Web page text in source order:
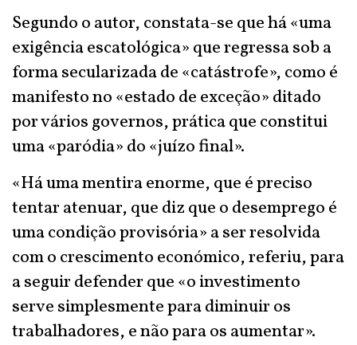
Segundo o autor, constata-se que há «uma
exigência escatológica» que regressa sob a
forma secularizada de «catástrofe», como é
manifesto no «estado de exceção» ditado
por vários governos, prática que constitui
uma «paródia» do «juízo final».
«Há uma mentira enorme, que é preciso
tentar atenuar, que diz que o desemprego é
uma condição provisória» a ser resolvida
com o crescimento económico, referiu, para
a seguir defender que «o investimento
serve simplesmente para diminuir os
trabalhadores, e não para os aumentar».